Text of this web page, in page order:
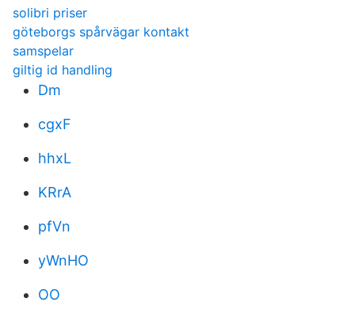
solibri priser
göteborgs spårvägar kontakt
samspelar
giltig id handling
Dm
cgxF
hhxL
KRrA
pfVn
yWnHO
OO